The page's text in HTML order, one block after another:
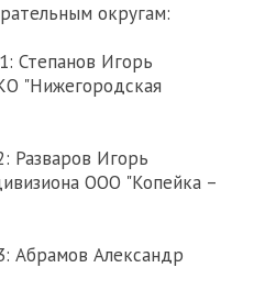
округам:
Степанов Игорь
"Нижегородская
Разваров Игорь
ООО "Копейка –
Абрамов Александр